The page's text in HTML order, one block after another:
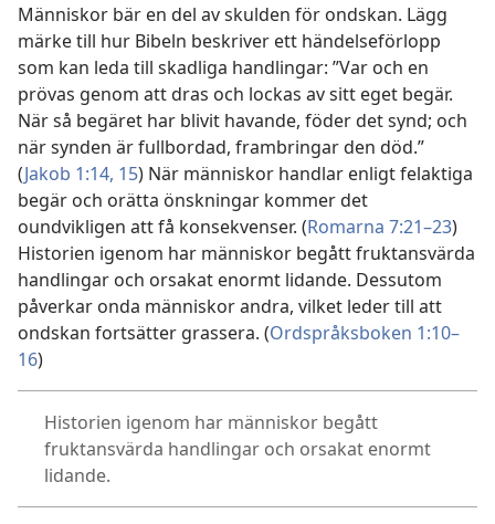
Människor bär en del av skulden för ondskan. Lägg
märke till hur Bibeln beskriver ett händelseförlopp
som kan leda till skadliga handlingar: ”Var och en
prövas genom att dras och lockas av sitt eget begär.
När så begäret har blivit havande, föder det synd; och
när synden är fullbordad, frambringar den död.”
(Jakob 1:14, 15) När människor handlar enligt felaktiga
begär och orätta önskningar kommer det
oundvikligen att få konsekvenser. (Romarna 7:21–23)
Historien igenom har människor begått fruktansvärda
handlingar och orsakat enormt lidande. Dessutom
påverkar onda människor andra, vilket leder till att
ondskan fortsätter grassera. (Ordspråksboken 1:10–
16)
Historien igenom har människor begått
fruktansvärda handlingar och orsakat enormt
lidande.